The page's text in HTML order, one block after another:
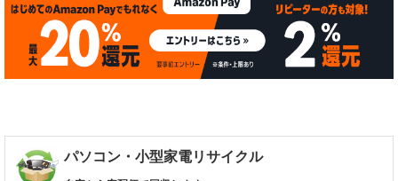
パソコン・小型家電リサイクル